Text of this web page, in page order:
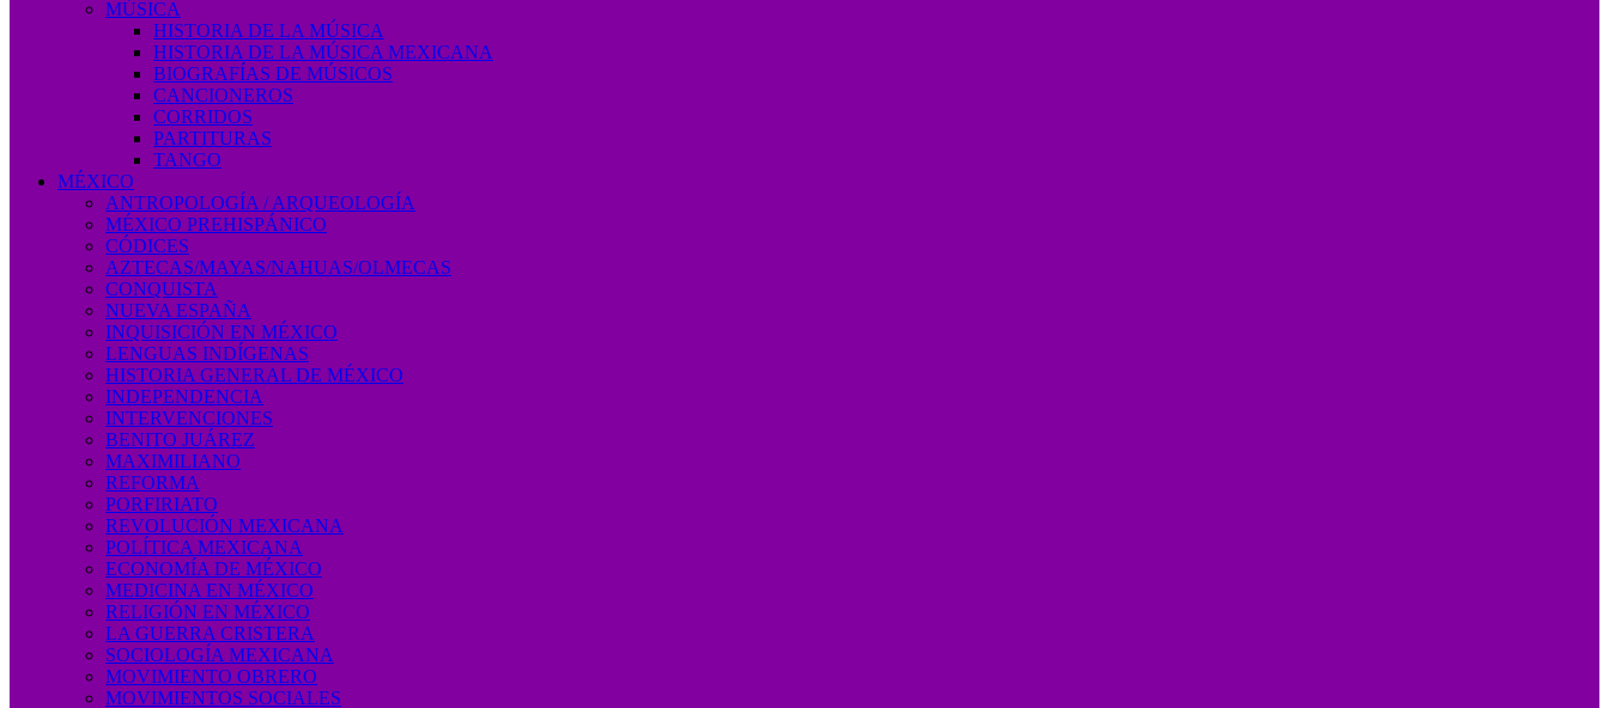
MÚSICA
HISTORIA DE LA MÚSICA
HISTORIA DE LA MÚSICA MEXICANA
BIOGRAFÍAS DE MÚSICOS
CANCIONEROS
CORRIDOS
PARTITURAS
TANGO
MÉXICO
ANTROPOLOGÍA / ARQUEOLOGÍA
MÉXICO PREHISPÁNICO
CÓDICES
AZTECAS/MAYAS/NAHUAS/OLMECAS
CONQUISTA
NUEVA ESPAÑA
INQUISICIÓN EN MÉXICO
LENGUAS INDÍGENAS
HISTORIA GENERAL DE MÉXICO
INDEPENDENCIA
INTERVENCIONES
BENITO JUÁREZ
MAXIMILIANO
REFORMA
PORFIRIATO
REVOLUCIÓN MEXICANA
POLÍTICA MEXICANA
ECONOMÍA DE MÉXICO
MEDICINA EN MÉXICO
RELIGIÓN EN MÉXICO
LA GUERRA CRISTERA
SOCIOLOGÍA MEXICANA
MOVIMIENTO OBRERO
MOVIMIENTOS SOCIALES